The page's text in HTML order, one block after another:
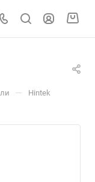
— Hintek